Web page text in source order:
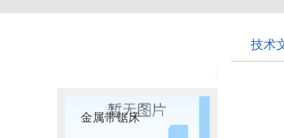
金属带锯床
技术